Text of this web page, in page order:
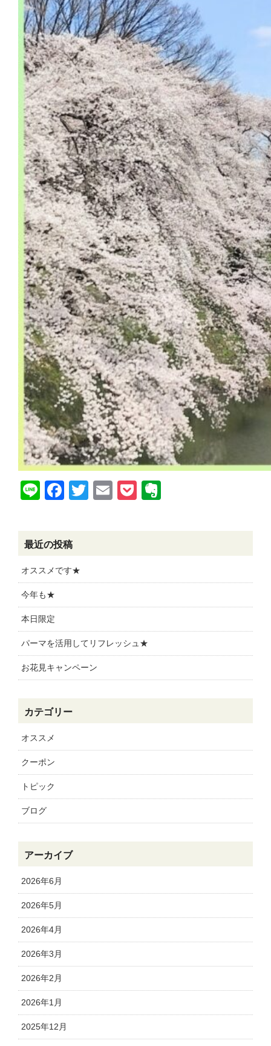
LineFacebook
Twitter
EmailPocket
最近の投稿
オススメです★
今年も★
本日限定
パーマを活用してリフレッシュ★
お花見キャンペーン
カテゴリー
オススメ
クーポン
トピック
ブログ
アーカイブ
2026年6月
2026年5月
2026年4月
2026年3月
2026年2月
2026年1月
2025年12月